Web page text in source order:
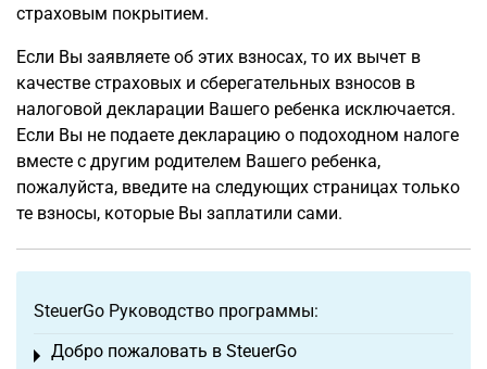
страховым покрытием.
Если Вы заявляете об этих взносах, то их вычет в
качестве страховых и сберегательных взносов в
налоговой декларации Вашего ребенка исключается.
Если Вы не подаете декларацию о подоходном налоге
вместе с другим родителем Вашего ребенка,
пожалуйста, введите на следующих страницах только
те взносы, которые Вы заплатили сами.
SteuerGo Руководство программы:
Добро пожаловать в SteuerGo
Toggle menu